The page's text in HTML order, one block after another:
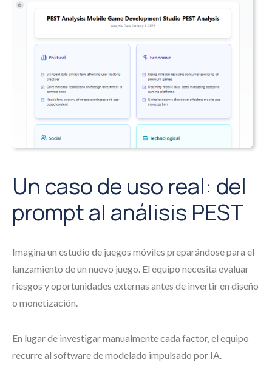
Un caso de uso real: del
prompt al análisis PEST
Imagina un estudio de juegos móviles preparándose para el
lanzamiento de un nuevo juego. El equipo necesita evaluar
riesgos y oportunidades externas antes de invertir en diseño
o monetización.
En lugar de investigar manualmente cada factor, el equipo
recurre al software de modelado impulsado por IA.